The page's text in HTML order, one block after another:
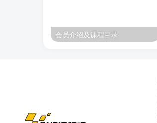
会员介绍及课程目录